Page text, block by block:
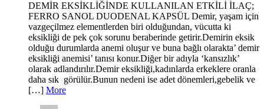
DEMİR EKSİKLİĞİNDE KULLANILAN ETKİLİ İLAÇ;
FERRO SANOL DUODENAL KAPSÜL Demir, yaşam için
vazgeçilmez elementlerden biri olduğundan, vücutta ki
eksikliği de pek çok sorunu beraberinde getirir.Demirin eksik
olduğu durumlarda anemi oluşur ve buna bağlı olarakta’ demir
eksikliği anemisi’ tanısı konur.Diğer bir adıyla ‘kansızlık’
olarak adlandırılır.Demir eksikliği,kadınlarda erkeklere oranla
daha sık görülür.Bunun nedeni ise adet dönemleri,gebelik ve
[…] More